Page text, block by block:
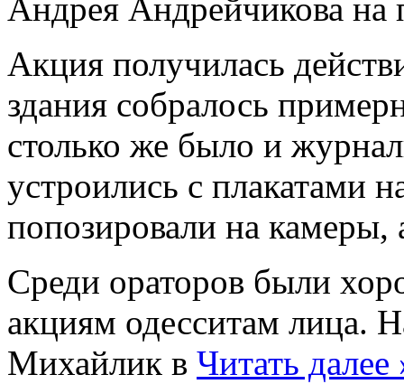
Андрея Андрейчикова на
Акция получилась
здания собралось
столько же было и
устроились с плакатами
попозировали на камеры,
Среди ораторов были
акциям одесситам лица.
Михайлик в Читать далее